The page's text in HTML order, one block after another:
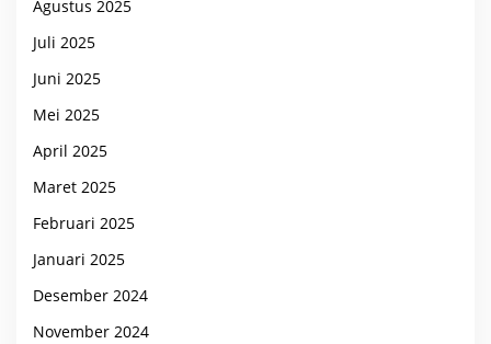
Agustus 2025
Juli 2025
Juni 2025
Mei 2025
April 2025
Maret 2025
Februari 2025
Januari 2025
Desember 2024
November 2024